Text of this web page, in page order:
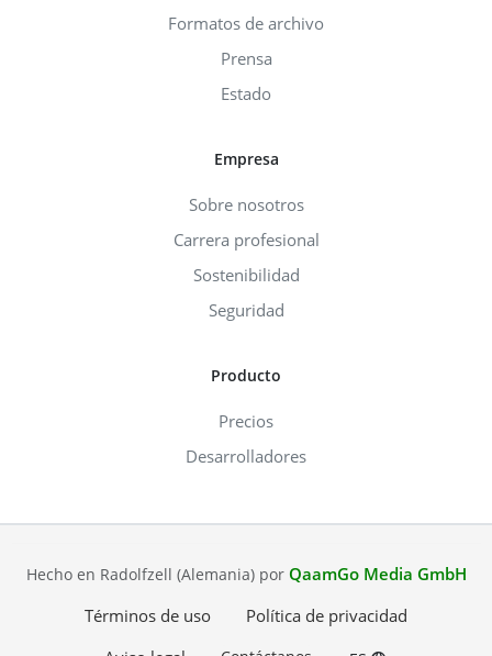
Formatos de archivo
Prensa
Estado
Empresa
Sobre nosotros
Carrera profesional
Sostenibilidad
Seguridad
Producto
Precios
Desarrolladores
Hecho en Radolfzell (Alemania) por QaamGo Media GmbH
Términos de uso
Política de privacidad